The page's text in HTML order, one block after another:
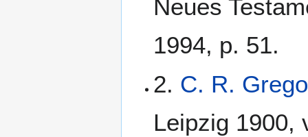
Neues
1994, p. 51.
2. C. R.
Leipzig 1900,